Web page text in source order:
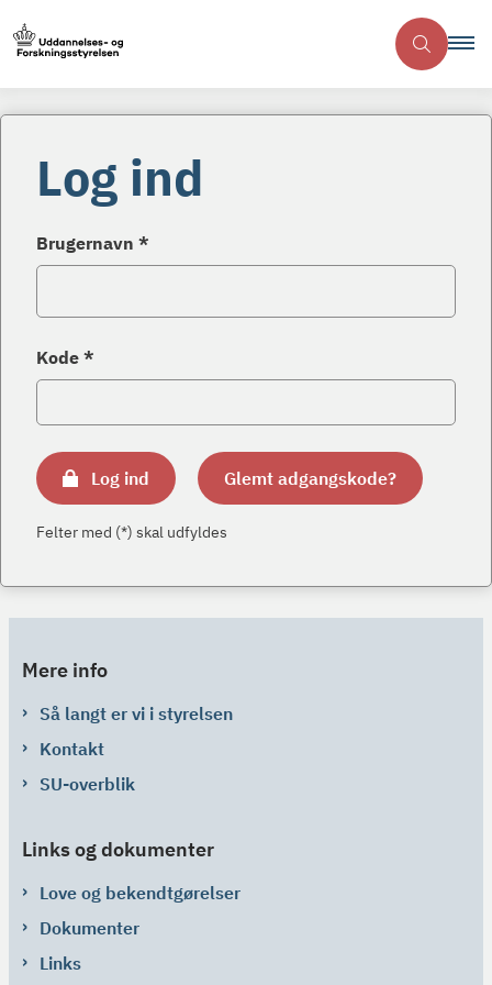
Log ind
Brugernavn *
Kode *
Log ind Glemt adgangskode?
Felter med (*) skal udfyldes
Mere info
Så langt er vi i styrelsen
Kontakt
SU-overblik
Links og dokumenter
Love og bekendtgørelser
Dokumenter
Links